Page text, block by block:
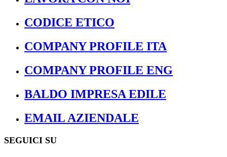
CODICE ETICO
COMPANY PROFILE ITA
COMPANY PROFILE ENG
BALDO IMPRESA EDILE
EMAIL AZIENDALE
SEGUICI SU